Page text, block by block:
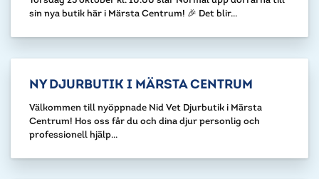
sin nya butik här i Märsta Centrum! 🎉 Det blir...
NY DJURBUTIK I MÄRSTA CENTRUM
Välkommen till nyöppnade Nid Vet Djurbutik i Märsta
Centrum! Hos oss får du och dina djur personlig och
professionell hjälp...